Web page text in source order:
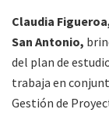
Claudia
San Antonio,
del plan de
trabaja en
Gestión de